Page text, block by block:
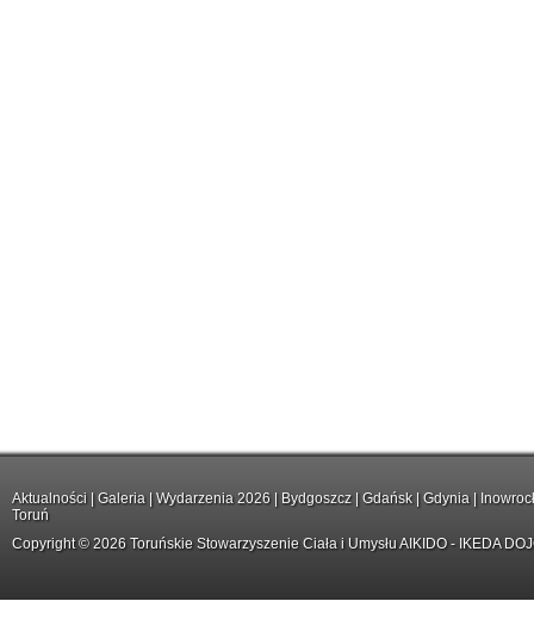
Aktualności | Galeria| Wydarzenia 2026 | Bydgoszcz | Gdańsk| Gdynia|
Toruń
Copyright © 2026 Toruńskie Stowarzyszenie Ciała i Umysłu AIKIDO - IKEDA